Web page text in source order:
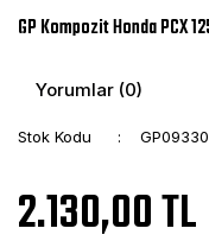
GP Kompozit Honda PCX
Yorumlar (0)
Stok Kodu
2.130,00 TL